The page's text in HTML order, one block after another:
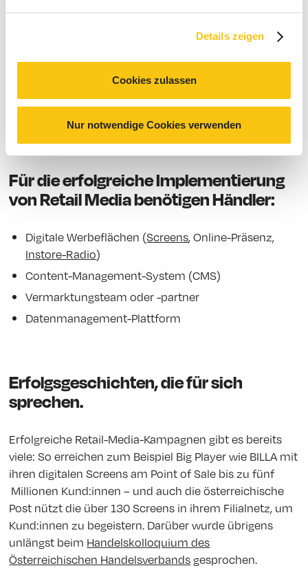
Details zeigen
Cookies zulassen
Nur notwendige Cookies verwenden
Technisch perfekt funktioniert’s
perfekt.
Natürlich: Um mit Retail Media erfolgreich zu handeln,
sind ein paar technische Voraussetzungen notwendig.
Für die erfolgreiche Implementierung
von Retail Media benötigen Händler:
Digitale Werbeflächen (Screens, Online-Präsenz,
Instore-Radio)
Content-Management-System (CMS)
Vermarktungsteam oder -partner
Datenmanagement-Plattform
Erfolgsgeschichten, die für sich
sprechen.
Erfolgreiche Retail-Media-Kampagnen gibt es bereits
viele: So erreichen zum Beispiel Big Player wie BILLA mit
ihren digitalen Screens am Point of Sale bis zu fünf
Millionen Kund:innen – und auch die österreichische
Post nützt die über 130 Screens in ihrem Filialnetz, um
Kund:innen zu begeistern. Darüber wurde übrigens
unlängst beim Handelskolloquium des
Österreichischen Handelsverbandsgesprochen.